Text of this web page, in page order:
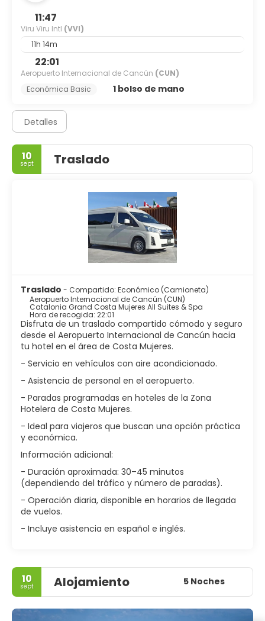
11:47
Viru Viru Intl (VVI)
11h 14m
22:01
Aeropuerto Internacional de Cancún (CUN)
Económica Basic
1 bolso de mano
Detalles
10
sept Traslado
Traslado - Compartido: Económico (Camioneta)
Aeropuerto Internacional de Cancún (CUN)
Catalonia Grand Costa Mujeres All Suites & Spa
Hora de recogida: 22:01
Disfruta de un traslado compartido cómodo y seguro
desde el Aeropuerto Internacional de Cancún hacia
tu hotel en el área de Costa Mujeres.
- Servicio en vehículos con aire acondicionado.
- Asistencia de personal en el aeropuerto.
- Paradas programadas en hoteles de la Zona
Hotelera de Costa Mujeres.
- Ideal para viajeros que buscan una opción práctica
y económica.
Información adicional:
- Duración aproximada: 30–45 minutos
(dependiendo del tráfico y número de paradas).
- Operación diaria, disponible en horarios de llegada
de vuelos.
- Incluye asistencia en español e inglés.
10
sept Alojamiento 5 Noches